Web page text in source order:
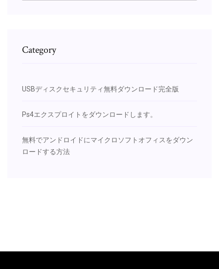
Category
USBディスクセキュリティ無料ダウンロード完全版
Ps4エクスプロイトをダウンロードします。
無料でアンドロイドにマイクロソフトオフィスをダウン
ロードする方法